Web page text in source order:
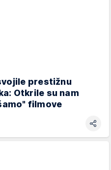
prestižnu
Otkrile su nam
filmove